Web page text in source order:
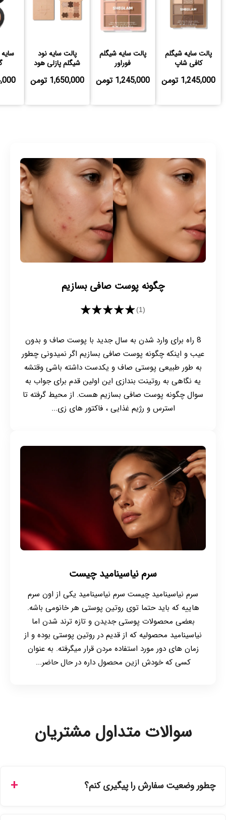
پالت سایه شیگلم
کافی شاپ
1,245,000 تومن
پالت سایه شیگلم
فوراور
1,245,000 تومن
پالت سایه نود
شیگلم پازلی هود
1,650,000 تومن
چگونه پوست صافی بسازیم
★★★★★(1)
8 راه برای وارد شدن به سال جدید با پوست صاف و بدون
عیب و اینکه چگونه پوست صافی بسازیم اگر نمیدونی چطور
به طور طبیعی پوستی صاف و یکدست داشته باشی وقتشه
یه نگاهی به روتینت بندازی این اولین قدم برای جواب به
سوال چگونه پوست صافی بسازیم هست. از محیط گرفته تا
استرس و رژیم غذایی ، فاکتور های زی...
سرم نیاسینامید چیست
سرم نیاسینامید چیست سرم نیاسینامید یکی از اون سرم
هاییه که باید حتما توی روتین پوستی هر خانومی باشه.
بعضی محصولات پوستی جدیدن و تازه ترند شدن اما
نیاسینامید محصولیه که از قدیم در روتین پوستی بوده و از
زمان های دور مورد استفاده مردن قرار میگرفته. به عنوان
کسی که خودش ازین محصول داره در حال حاضر...
سوالات متداول مشتریان
چطور وضعیت سفارش را پیگیری کنم؟